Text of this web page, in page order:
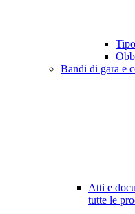
Bandi di gara e
Atti e
tutte le